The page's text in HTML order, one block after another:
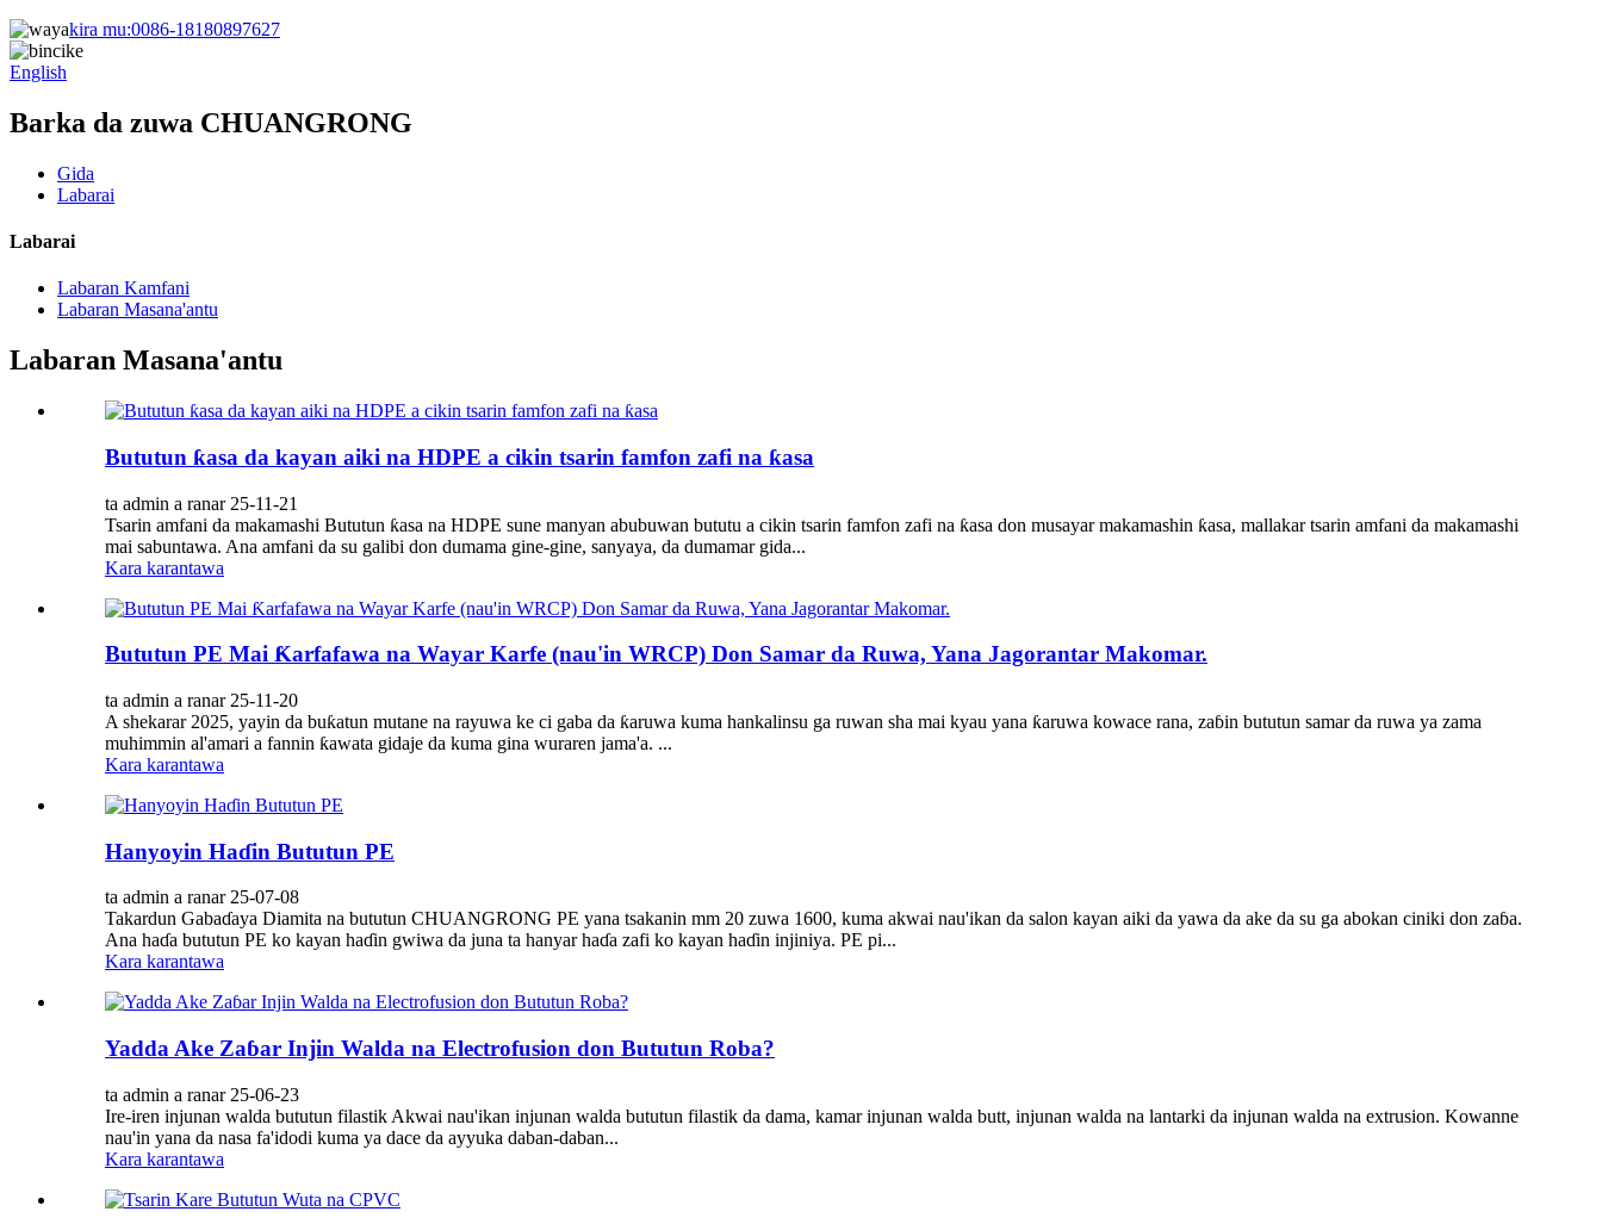
kira mu:0086-18180897627
English
Barka da zuwa CHUANGRONG
Gida
Labarai
Labarai
Labaran Kamfani
Labaran Masana'antu
Labaran Masana'antu
Bututun ƙasa da kayan aiki na HDPE a cikin tsarin famfon zafi na ƙasa
ta admin a ranar 25-11-21
Tsarin amfani da makamashi Bututun ƙasa na HDPE sune manyan abubuwan bututu a cikin tsarin famfon zafi na ƙasa don musayar makamashin ƙasa, mallakar tsarin amfani da makamashi
mai sabuntawa. Ana amfani da su galibi don dumama gine-gine, sanyaya, da dumamar gida...
Kara karantawa
Bututun PE Mai Ƙarfafawa na Wayar Karfe (nau'in WRCP) Don Samar da Ruwa, Yana Jagorantar Makomar.
ta admin a ranar 25-11-20
A shekarar 2025, yayin da buƙatun mutane na rayuwa ke ci gaba da ƙaruwa kuma hankalinsu ga ruwan sha mai kyau yana ƙaruwa kowace rana, zaɓin bututun samar da ruwa ya zama
muhimmin al'amari a fannin ƙawata gidaje da kuma gina wuraren jama'a. ...
Kara karantawa
Hanyoyin Haɗin Bututun PE
ta admin a ranar 25-07-08
Takardun Gabaɗaya Diamita na bututun CHUANGRONG PE yana tsakanin mm 20 zuwa 1600, kuma akwai nau'ikan da salon kayan aiki da yawa da ake da su ga abokan ciniki don zaɓa.
Ana haɗa bututun PE ko kayan haɗin gwiwa da juna ta hanyar haɗa zafi ko kayan haɗin injiniya. PE pi...
Kara karantawa
Yadda Ake Zaɓar Injin Walda na Electrofusion don Bututun Roba?
ta admin a ranar 25-06-23
Ire-iren injunan walda bututun filastik Akwai nau'ikan injunan walda bututun filastik da dama, kamar injunan walda butt, injunan walda na lantarki da injunan walda na extrusion. Kowanne
nau'in yana da nasa fa'idodi kuma ya dace da ayyuka daban-daban...
Kara karantawa